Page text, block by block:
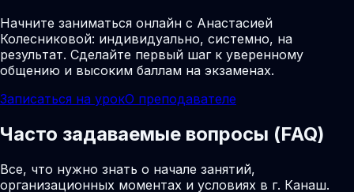
Начните заниматься онлайн с Анастасией
Колесниковой: индивидуально, системно, на
результат. Сделайте первый шаг к уверенному
общению и высоким баллам на экзаменах.
Записаться на урокО преподавателе
Часто задаваемые вопросы (FAQ)
Все, что нужно знать о начале занятий,
организационных моментах и условиях в г. Канаш.